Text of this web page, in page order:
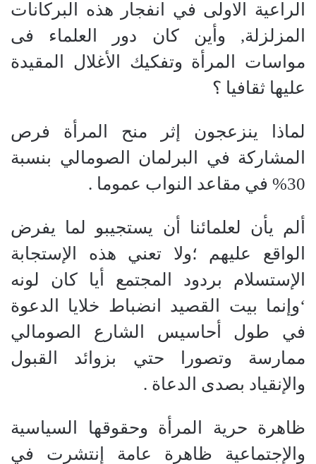
الراعية الاولى في انفجار هذه البركانات
المزلزلة, وأين كان دور العلماء فى
مواسات المرأة وتفكيك الأغلال المقيدة
عليها ثقافيا ؟
لماذا ينزعجون إثر منح المرأة فرص
المشاركة في البرلمان الصومالي بنسبة
30% في مقاعد النواب عموما .
ألم يأن لعلمائنا أن يستجيبو لما يفرض
الواقع عليهم ؛ولا تعني هذه الإستجابة
الإستسلام بردود المجتمع أيا كان لونه
‘وإنما بيت القصيد انضباط خلايا الدعوة
في طول أحاسيس الشارع الصومالي
ممارسة وتصورا حتي بزوائد القبول
والإنقياد بصدى الدعاة .
ظاهرة حرية المرأة وحقوقها السياسية
والإجتماعية ظاهرة عامة إنتشرت في